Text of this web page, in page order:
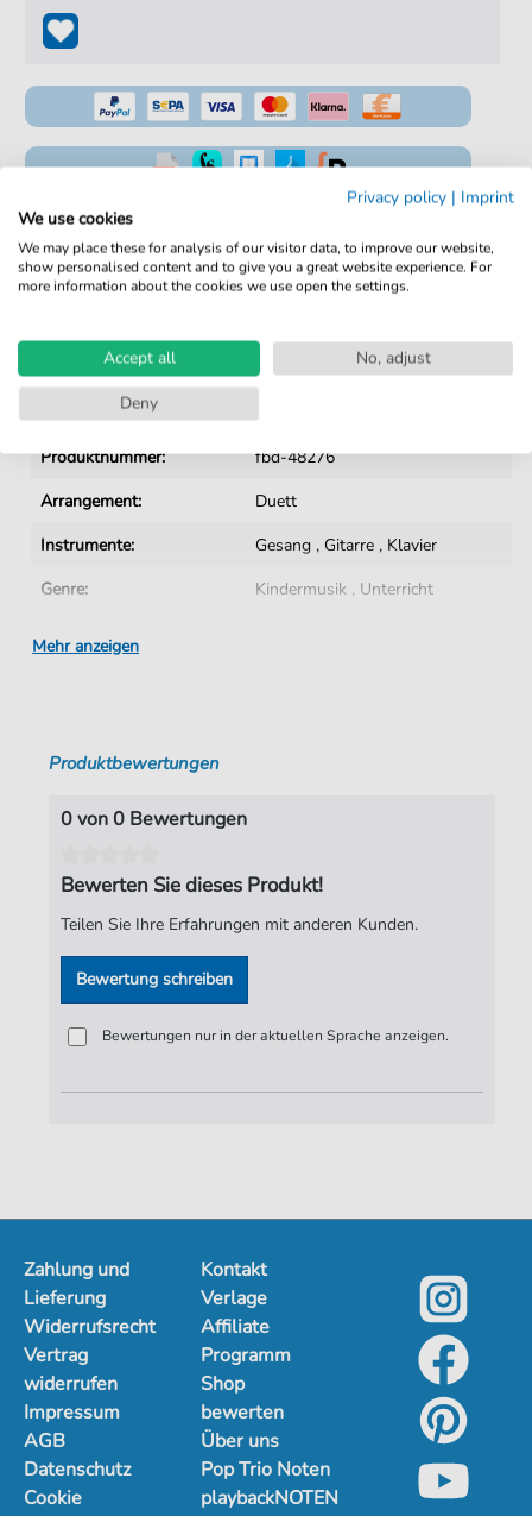
100% Legal & Lizenziert
Von Musikern geprüft
Sofortiger Download nach Kauf
Produktnummer:
fbd-48276
Arrangement:
Duett
Instrumente:
Gesang ,Gitarre , Klavier
Genre:
Kindermusik , Unterricht
Unterricht:
Tonart:
Künstler:
Seiten:
3
Mehr anzeigen
Produktbewertungen
0 von 0 Bewertungen
Bewerten Sie dieses Produkt!
Teilen Sie Ihre Erfahrungen mit anderen Kunden.
Bewertung schreiben
Bewertungen nur in der aktuellen Sprache anzeigen.
Zahlung und
Lieferung
Widerrufsrecht
Vertrag
widerrufen
Impressum
AGB
Datenschutz
Cookie
Kontakt
Verlage
Affiliate
Programm
Shop
bewerten
Über uns
Pop Trio Noten
playbackNOTEN
Privacy policy | Imprint
We use cookies
We may place these for analysis of our visitor data, to improve our website,
show personalised content and to give you a great website experience. For
more information about the cookies we use open the settings.
Accept all
No, adjust
Deny